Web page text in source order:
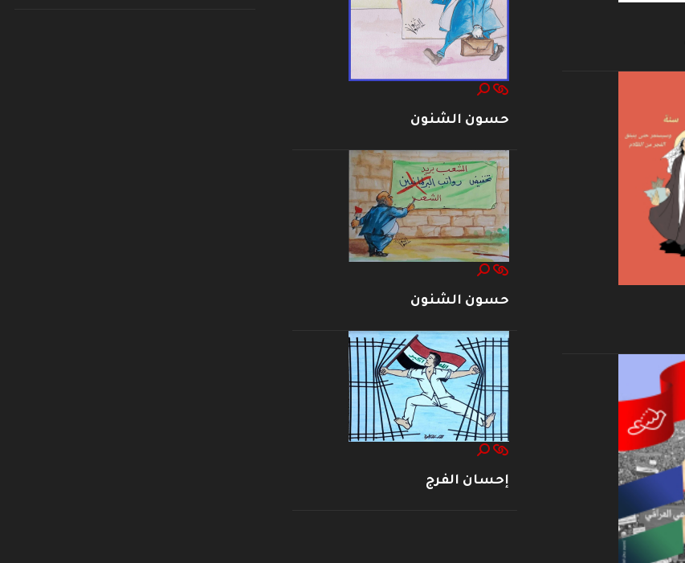
حسون الشنون
حسون الشنون
إحسان الفرج